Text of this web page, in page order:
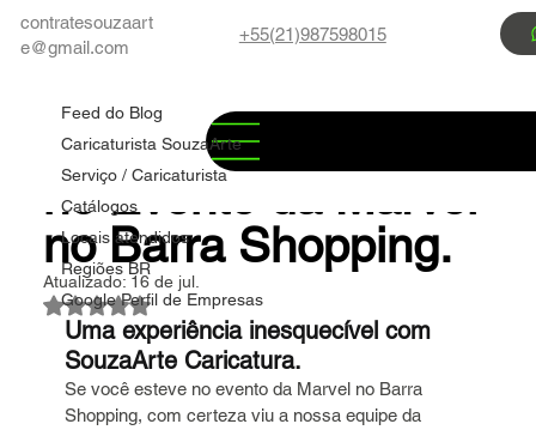
contratesouzaart
e@gmail.com
+55(21)987598015
Feed do Blog
Caricaturista SouzaArte
Serviço / Caricaturista
Catálogos
Locais atendidos
Regiões BR
Google Perfil de Empresas
✅ Caricatura Digital
no Evento da Marvel
no Barra Shopping.
Marco Souza
Atualizado: 16 de jul.
Avaliado com NaN de 5 estrelas.
Uma experiência inesquecível com
SouzaArte Caricatura.
Se você esteve no evento da Marvel no Barra
Shopping, com certeza viu a nossa equipe da